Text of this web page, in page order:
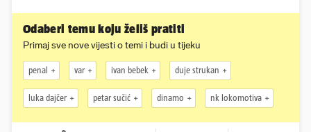
Odaberi temu koju želiš pratiti
Primaj sve nove vijesti o temi i budi u tijeku
penal var ivan bebek duje strukan
luka dajčer petar sučić dinamo nk lokomotiva